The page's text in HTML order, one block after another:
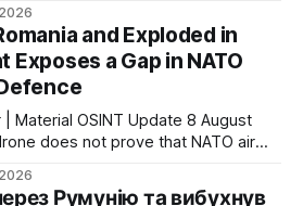
система виділила лише одну
найбільш значущих записів
годин. Головний відносно свіжий
українсько-британського
and Exploded in
Exposes a Gap in NATO
Material OSINT Update 8 August
in a second, and the
Румунію та вибухнув